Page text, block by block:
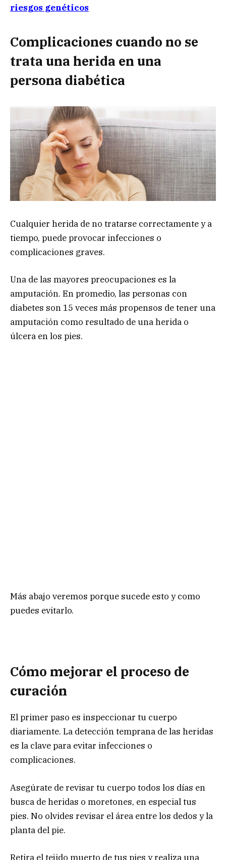
riesgos genéticos
Complicaciones cuando no se
trata una herida en una
persona diabética
Cualquier herida de no tratarse correctamente y a
tiempo, puede provocar infecciones o
complicaciones graves.
Una de las mayores preocupaciones es la
amputación. En promedio, las personas con
diabetes son 15 veces más propensos de tener una
amputación como resultado de una herida o
úlcera en los pies.
Más abajo veremos porque sucede esto y como
puedes evitarlo.
Cómo mejorar el proceso de
curación
El primer paso es inspeccionar tu cuerpo
diariamente. La detección temprana de las heridas
es la clave para evitar infecciones o
complicaciones.
Asegúrate de revisar tu cuerpo todos los días en
busca de heridas o moretones, en especial tus
pies. No olvides revisar el área entre los dedos y la
planta del pie.
Retira el tejido muerto de tus pies y realiza una